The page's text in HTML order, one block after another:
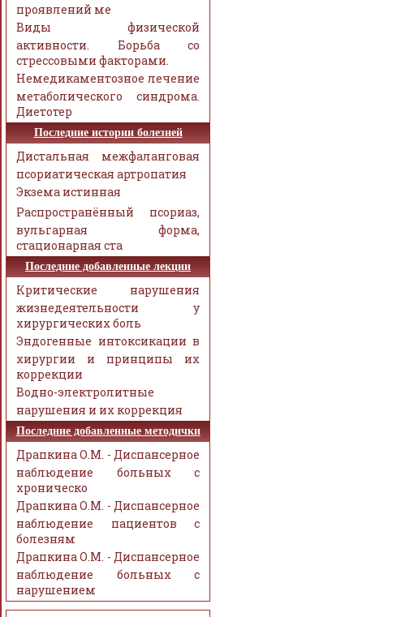
проявлений ме
Виды физической
активности. Борьба со
стрессовыми факторами.
Немедикаментозное лечение
метаболического синдрома.
Диетотер
Последние истории болезней
Дистальная межфаланговая
псориатическая артропатия
Экзема истинная
Распространённый псориаз,
вульгарная форма,
стационарная ста
Последние добавленные лекции
Критические нарушения
жизнедеятельности у
хирургических боль
Эндогенные интоксикации в
хирургии и принципы их
коррекции
Водно-электролитные
нарушения и их коррекция
Последние добавленные методички
Драпкина О.М. - Диспансерное
наблюдение больных с
хроническо
Драпкина О.М. - Диспансерное
наблюдение пациентов с
болезням
Драпкина О.М. - Диспансерное
наблюдение больных с
нарушением